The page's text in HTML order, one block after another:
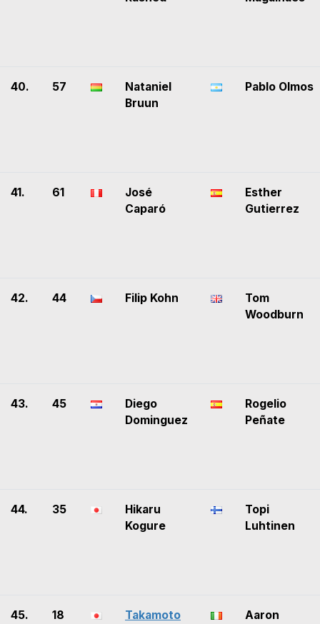
40. 57
Nataniel
Bruun
Pablo Olmos
41. 61
José
Caparó
Esther
Gutierrez
42. 44 Filip Kohn
Tom
Woodburn
43. 45
Diego
Dominguez
Rogelio
Peñate
44. 35
Hikaru
Kogure
Topi
Luhtinen
45. 18
Takamoto
Aaron